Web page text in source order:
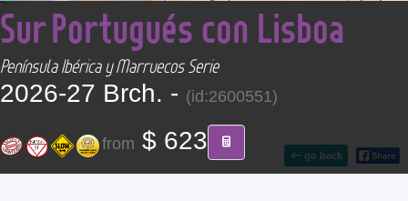
ABOUT US
CONTACT
Find your Tour
go back
Sur Portugués con Lisboa
Península Ibérica y Marruecos Serie
2026-27 Brch. - (id:2600551)
from $ 623